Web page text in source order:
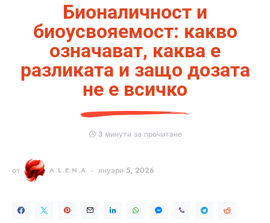
Бионаличност и
биоусвояемост: какво
означават, каква е
разликата и защо дозата
не е всичко
3 минути за прочитане
от A.L.E.N.A януари 5, 2026